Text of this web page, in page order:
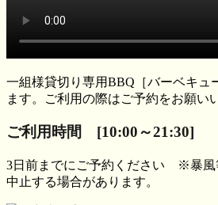
一組様貸切り専用BBQ［バーベキュ
ます。ご利用の際はご予約をお願い
ご利用時間 [10:00～21:30]
3日前までにご予約ください ※暴風
中止する場合があります。